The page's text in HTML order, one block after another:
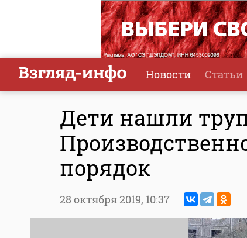
Новости Статьи
Дети нашли
порядок
28 октября 2019, 10:37